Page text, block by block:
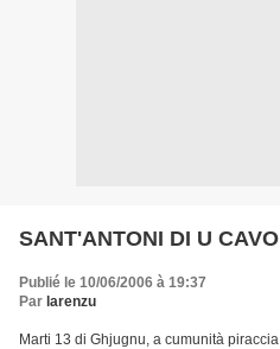
SANT'ANTONI DI U
Publié le 10/06/2006 à 19:37
Par larenzu
Marti 13 di Ghjugnu, a cumunità